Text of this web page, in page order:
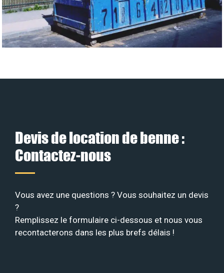
Devis de location de benne :
Contactez-nous
Vous avez une questions ? Vous souhaitez un devis
?
Remplissez le formulaire ci-dessous et nous vous
recontacterons dans les plus brefs délais !